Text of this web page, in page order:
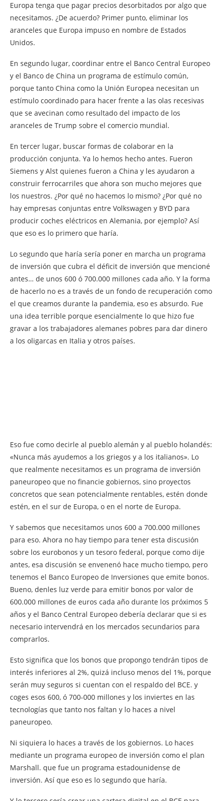
Europa tenga que pagar precios desorbitados por algo que
necesitamos. ¿De acuerdo? Primer punto, eliminar los
aranceles que Europa impuso en nombre de Estados
Unidos.
En segundo lugar, coordinar entre el Banco Central Europeo
y el Banco de China un programa de estímulo común,
porque tanto China como la Unión Europea necesitan un
estímulo coordinado para hacer frente a las olas recesivas
que se avecinan como resultado del impacto de los
aranceles de Trump sobre el comercio mundial.
En tercer lugar, buscar formas de colaborar en la
producción conjunta. Ya lo hemos hecho antes. Fueron
Siemens y Alst quienes fueron a China y les ayudaron a
construir ferrocarriles que ahora son mucho mejores que
los nuestros. ¿Por qué no hacemos lo mismo? ¿Por qué no
hay empresas conjuntas entre Volkswagen y BYD para
producir coches eléctricos en Alemania, por ejemplo? Así
que eso es lo primero que haría.
Lo segundo que haría sería poner en marcha un programa
de inversión que cubra el déficit de inversión que mencioné
antes… de unos 600 ó 700.000 millones cada año. Y la forma
de hacerlo no es a través de un fondo de recuperación como
el que creamos durante la pandemia, eso es absurdo. Fue
una idea terrible porque esencialmente lo que hizo fue
gravar a los trabajadores alemanes pobres para dar dinero
a los oligarcas en Italia y otros países.
Eso fue como decirle al pueblo alemán y al pueblo holandés:
«Nunca más ayudemos a los griegos y a los italianos». Lo
que realmente necesitamos es un programa de inversión
paneuropeo que no financie gobiernos, sino proyectos
concretos que sean potencialmente rentables, estén donde
estén, en el sur de Europa, o en el norte de Europa.
Y sabemos que necesitamos unos 600 a 700.000 millones
para eso. Ahora no hay tiempo para tener esta discusión
sobre los eurobonos y un tesoro federal, porque como dije
antes, esa discusión se envenenó hace mucho tiempo, pero
tenemos el Banco Europeo de Inversiones que emite bonos.
Bueno, denles luz verde para emitir bonos por valor de
600.000 millones de euros cada año durante los próximos 5
años y el Banco Central Europeo debería declarar que si es
necesario intervendrá en los mercados secundarios para
comprarlos.
Esto significa que los bonos que propongo tendrán tipos de
interés inferiores al 2%, quizá incluso menos del 1%, porque
serán muy seguros si cuentan con el respaldo del BCE. y
coges esos 600, ó 700-000 millones y los inviertes en las
tecnologías que tanto nos faltan y lo haces a nivel
paneuropeo.
Ni siquiera lo haces a través de los gobiernos. Lo haces
mediante un programa europeo de inversión como el plan
Marshall. que fue un programa estadounidense de
inversión. Así que eso es lo segundo que haría.